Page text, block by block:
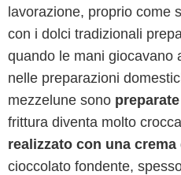
lavorazione, proprio come
con i dolci tradizionali
quando le mani giocavano
nelle preparazioni
mezzelune sono
frittura diventa molto
realizzato con una crema
cioccolato fondente,